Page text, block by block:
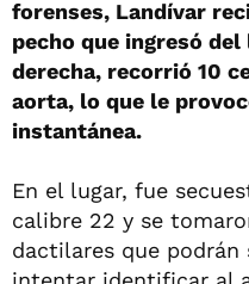
forenses, Landívar
pecho que ingresó
derecha, recorrió 10
aorta, lo que le
instantánea.
En el lugar, fue
calibre 22 y se
dactilares que podrán